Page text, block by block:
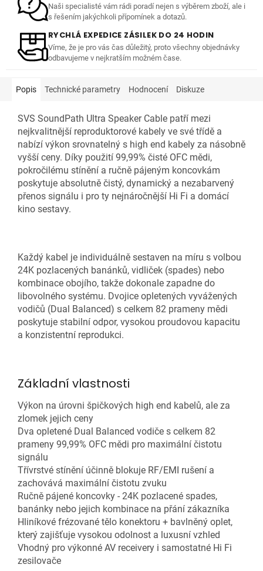
Naši specialisté vám rádi poradí nejen s výběrem zboží, ale i
s řešením jakýchkoli přípomínek a dotazů.
RYCHLÁ EXPEDICE ZÁSILEK DO 24 HODIN
Víme, že je pro vás čas důležitý, proto všechny objednávky
odbavujeme v nejkratším možném čase.
Popis Technické parametry Hodnocení Diskuze
SVS SoundPath Ultra Speaker Cable patří mezi
nejkvalitnější reproduktorové kabely ve své třídě a
nabízí výkon srovnatelný s high end kabely za násobně
vyšší ceny. Díky použití 99,99% čisté OFC mědi,
pokročilému stínění a ručně pájeným koncovkám
poskytuje absolutně čistý, dynamický a nezabarvený
přenos signálu i pro ty nejnáročnější Hi Fi a domácí
kino sestavy.
Každý kabel je individuálně sestaven na míru s volbou
24K pozlacených banánků, vidliček (spades) nebo
kombinace obojího, takže dokonale zapadne do
libovolného systému. Dvojice opletených vyvážených
vodičů (Dual Balanced) s celkem 82 prameny mědi
poskytuje stabilní odpor, vysokou proudovou kapacitu
a konzistentní reprodukci.
Základní vlastnosti
Výkon na úrovni špičkových high end kabelů, ale za
zlomek jejich ceny
Dva opletené Dual Balanced vodiče s celkem 82
prameny 99,99% OFC mědi pro maximální čistotu
signálu
Třívrstvé stínění účinně blokuje RF/EMI rušení a
zachovává maximální čistotu zvuku
Ručně pájené koncovky - 24K pozlacené spades,
banánky nebo jejich kombinace na přání zákazníka
Hliníkové frézované tělo konektoru + bavlněný oplet,
který zajišťuje vysokou odolnost a luxusní vzhled
Vhodný pro výkonné AV receivery i samostatné Hi Fi
zesilovače